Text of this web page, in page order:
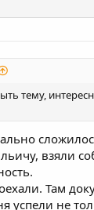
тему,
взяли
Там
успели не